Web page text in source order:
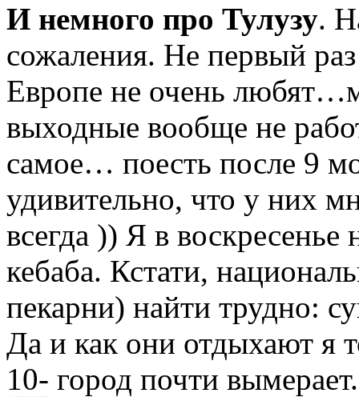
И немного про Тулузу.
сожаления. Не первый
Европе не очень
выходные вообще не
самое… поесть после 9
удивительно, что у них
всегда )) Я в
кебаба. Кстати,
пекарни) найти трудно:
Да и как они отдыхают я
10- город почти вымерает.